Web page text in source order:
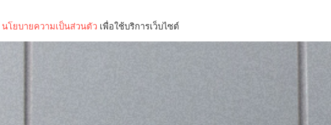
นโยบายความเป็นส่วนตัว เพื่อใช้บริการเว็บไซต์